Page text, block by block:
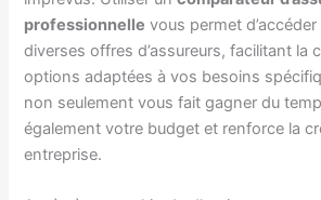
professionnelle vous permet
diverses offres d’assureurs, facilitant la
options adaptées à vos besoins
non seulement vous fait gagner du
également votre budget et renforce la
entreprise.